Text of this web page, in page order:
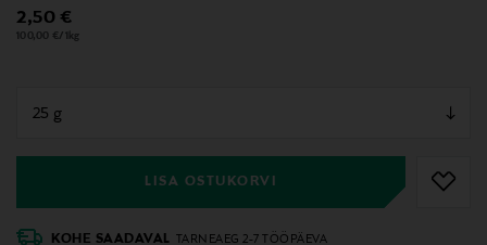
Original Price
2,50 €
100,00 €/1kg
LISA OSTUKORVI
null
KOHE SAADAVAL TARNEAEG 2-7 TÖÖPÄEVA